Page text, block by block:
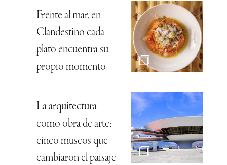
Frente al mar, en
Clandestino cada
plato encuentra su
propio momento
La arquitectura
como obra de arte:
cinco museos que
cambiaron el paisaje